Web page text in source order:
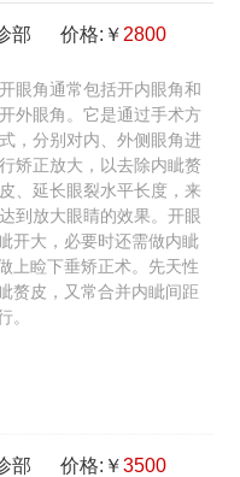
部 价格:￥ 2800
开眼角通常包括开内眼角和
开外眼角。它是通过手术方
式，分别对内、外侧眼角进
行矫正放大，以去除内眦赘
皮、延长眼裂水平长度，来
达到放大眼睛的效果。开眼
开大，必要时还需做内眦
上睑下垂矫正术。先天性
赘皮，又常合并内眦间距
。
部 价格:￥3500